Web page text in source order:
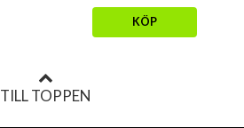
KÖP
TILL TOPPEN